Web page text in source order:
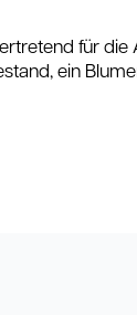
für
ein